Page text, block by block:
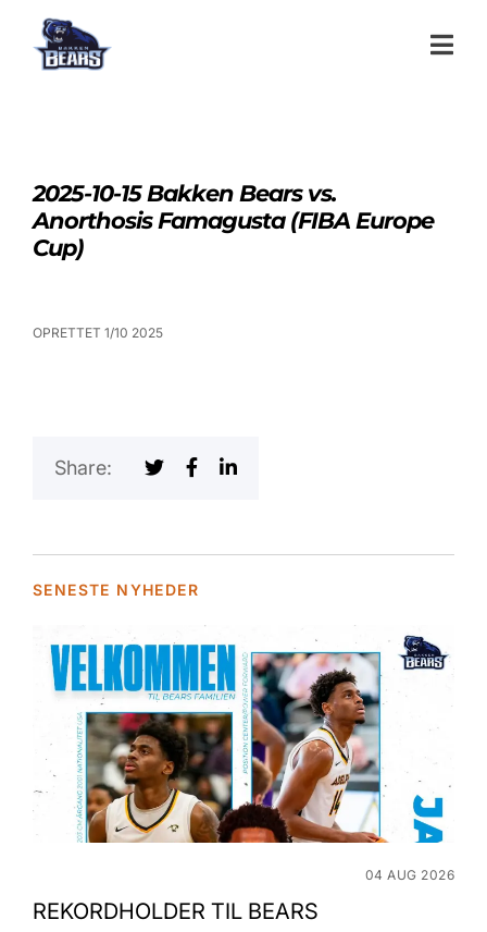
2025-10-15 Bakken Bears vs.
Anorthosis Famagusta (FIBA Europe
Cup)
OPRETTET 1/10 2025
Share:
SENESTE NYHEDER
04 AUG 2026
REKORDHOLDER TIL BEARS